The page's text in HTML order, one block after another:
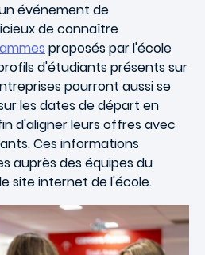
événement de
de connaître
proposés par l'école
d'étudiants présents sur
pourront aussi se
les dates de départ en
d'aligner leurs offres avec
Ces informations
auprès des équipes du
site internet de l'école.